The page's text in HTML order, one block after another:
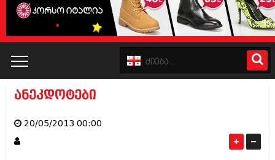
კატალოგი
ანეკდოტები
20/05/2013 00:00